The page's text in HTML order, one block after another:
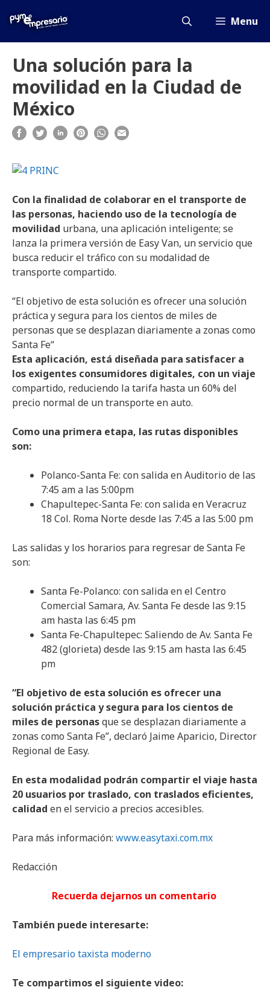
Menu
Una solución para la
movilidad en la Ciudad de
México
Con la finalidad de colaborar en el transporte de
las personas, haciendo uso de la tecnología de
movilidad urbana, una aplicación inteligente; se
lanza la primera versión de Easy Van, un servicio que
busca reducir el tráfico con su modalidad de
transporte compartido.
“El objetivo de esta solución es ofrecer una solución
práctica y segura para los cientos de miles de
personas que se desplazan diariamente a zonas como
Santa Fe“
Esta aplicación, está diseñada para satisfacer a
los exigentes consumidores digitales, con un viaje
compartido, reduciendo la tarifa hasta un 60% del
precio normal de un transporte en auto.
Como una primera etapa, las rutas disponibles
son:
Polanco-Santa Fe: con salida en Auditorio de las
7:45 am a las 5:00pm
Chapultepec-Santa Fe: con salida en Veracruz
18 Col. Roma Norte desde las 7:45 a las 5:00 pm
Las salidas y los horarios para regresar de Santa Fe
son:
Santa Fe-Polanco: con salida en el Centro
Comercial Samara, Av. Santa Fe desde las 9:15
am hasta las 6:45 pm
Santa Fe-Chapultepec: Saliendo de Av. Santa Fe
482 (glorieta) desde las 9:15 am hasta las 6:45
pm
“El objetivo de esta solución es ofrecer una
solución práctica y segura para los cientos de
miles de personasque se desplazan diariamente a
zonas como Santa Fe”, declaró Jaime Aparicio, Director
Regional de Easy.
En esta modalidad podrán compartir el viaje hasta
20 usuarios por traslado, con traslados eficientes,
calidad en el servicio a precios accesibles.
Para más información: www.easytaxi.com.mx
Redacción
Recuerda dejarnos un comentario
También puede interesarte:
El empresario taxista moderno
Te compartimos el siguiente video: